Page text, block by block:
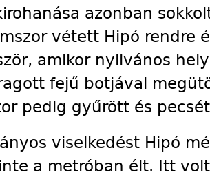
azonban
vétett Hipó rendre
amikor nyilvános
fejű botjával
pedig gyűrött és
viselkedést Hipó
a metróban élt. Itt